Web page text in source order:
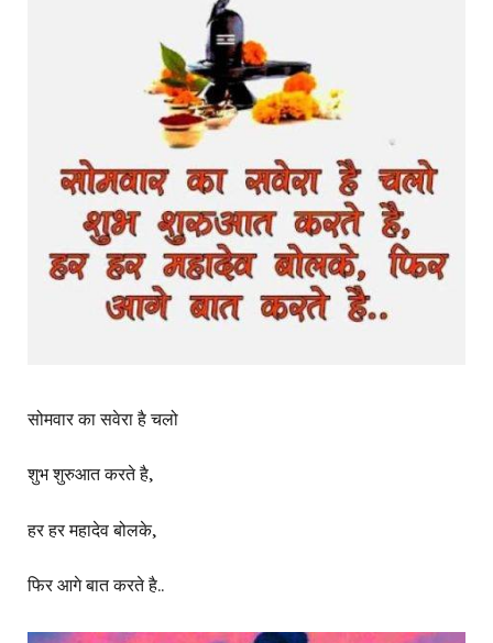
सोमवार का सवेरा है चलो
शुभ शुरुआत करते है,
हर हर महादेव बोलके,
फिर आगे बात करते है..